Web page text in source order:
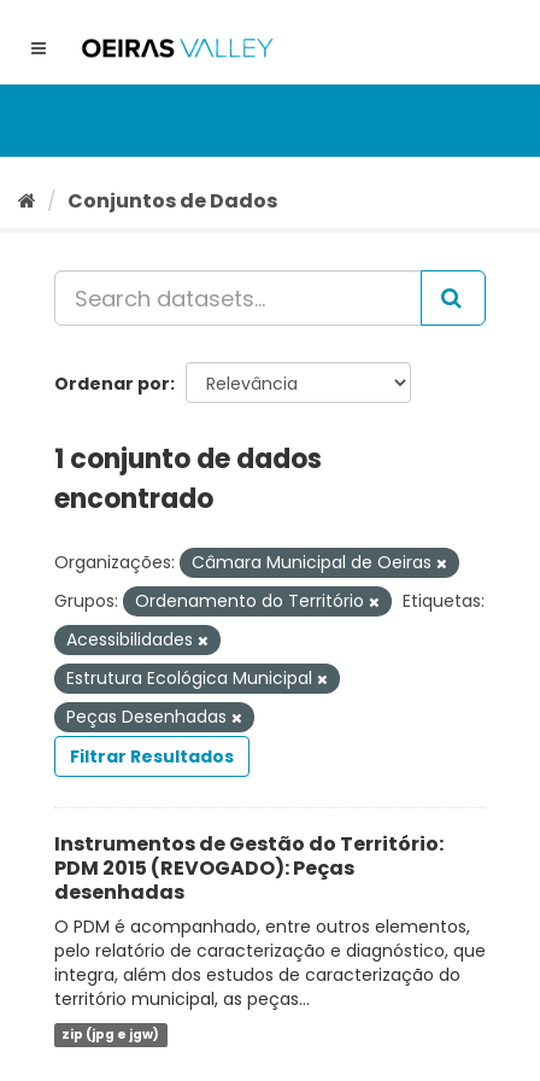
conteúdo
Toggle
Conjuntos de Dados
Ordenar por
1 conjunto de dados
encontrado
Organizações:
Câmara Municipal de Oeiras
Grupos:
Ordenamento do Território
Etiquetas:
Acessibilidades
Estrutura Ecológica Municipal
Peças Desenhadas
Filtrar Resultados
Instrumentos de Gestão do Território:
PDM 2015 (REVOGADO): Peças
desenhadas
O PDM é acompanhado, entre outros elementos,
pelo relatório de caracterização e diagnóstico, que
integra, além dos estudos de caracterização do
território municipal, as peças...
zip (jpg e jgw)